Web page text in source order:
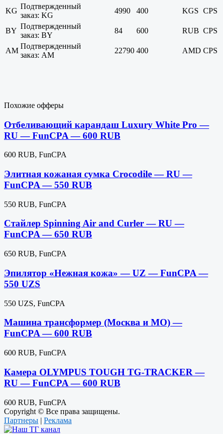
KG
Подтвержденный
заказ: KG
4990 400 KGS CPS
BY
Подтвержденный
заказ: BY
84 600 RUB CPS
AM
Подтвержденный
заказ: AM
22790 400 AMD CPS
Похожие офферы
Отбеливающий карандаш Luxury White Pro —
RU — FunCPA — 600 RUB
600 RUB, FunCPA
Элитная кожаная сумка Crocodile — RU —
FunCPA — 550 RUB
550 RUB, FunCPA
Стайлер Spinning Air and Curler — RU —
FunCPA — 650 RUB
650 RUB, FunCPA
Эпилятор «Нежная кожа» — UZ — FunCPA —
550 UZS
550 UZS, FunCPA
Машина трансформер (Москва и МО) —
FunCPA — 600 RUB
600 RUB, FunCPA
Камера OLYMPUS TOUGH TG-TRACKER —
RU — FunCPA — 600 RUB
600 RUB, FunCPA
Copyright © Все права защищены.
Партнеры | Реклама